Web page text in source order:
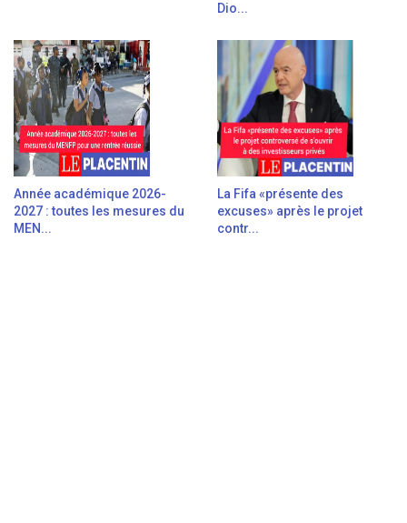
Dio...
Année académique 2026-
2027 : toutes les mesures du
MEN...
La Fifa «présente des
excuses» après le projet
contr...